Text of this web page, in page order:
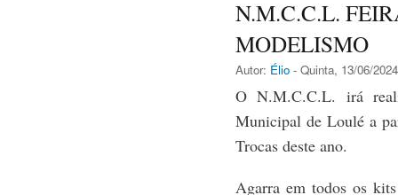
N.M.C.C.L.
MODELISMO
Autor: Élio - Quinta, 13/06/
O N.M.C.C.L. irá
Municipal de Loulé a
Trocas deste ano.
Agarra em todos os